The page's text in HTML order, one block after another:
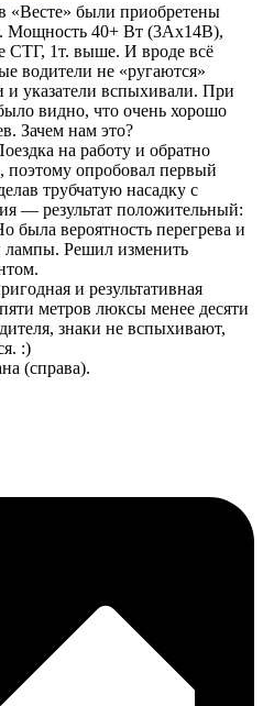
«Весте» были приобретены
Мощность 40+ Вт (3Ах14В),
СТГ, 1т. выше. И вроде всё
водители не «ругаются»
указатели вспыхивали. При
видно, что очень хорошо
Зачем нам это?
на работу и обратно
поэтому опробовал первый
трубчатую насадку с
— результат положительный:
была вероятность перегрева и
лампы. Решил изменить
и результативная
метров люксы менее десяти
знаки не вспыхивают,
:)
(справа).